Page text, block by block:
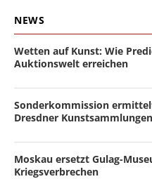
NEWS
Wetten auf Kunst: Wie
Auktionswelt erreichen
Sonderkommission
Dresdner Kunstsammlungen
Moskau ersetzt Gulag-
Kriegsverbrechen